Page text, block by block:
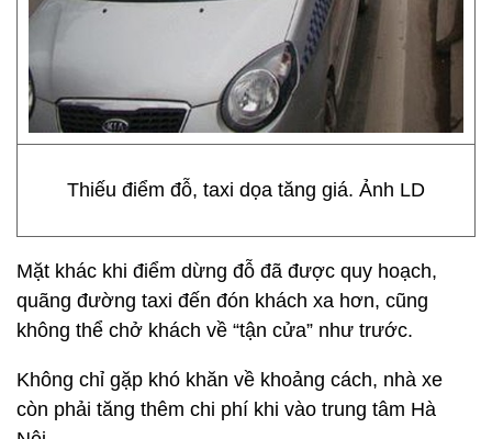
Thiếu điểm đỗ, taxi dọa tăng giá. Ảnh LD
Mặt khác khi điểm dừng đỗ đã được quy hoạch,
quãng đường taxi đến đón khách xa hơn, cũng
không thể chở khách về “tận cửa” như trước.
Không chỉ gặp khó khăn về khoảng cách, nhà xe
còn phải tăng thêm chi phí khi vào trung tâm Hà